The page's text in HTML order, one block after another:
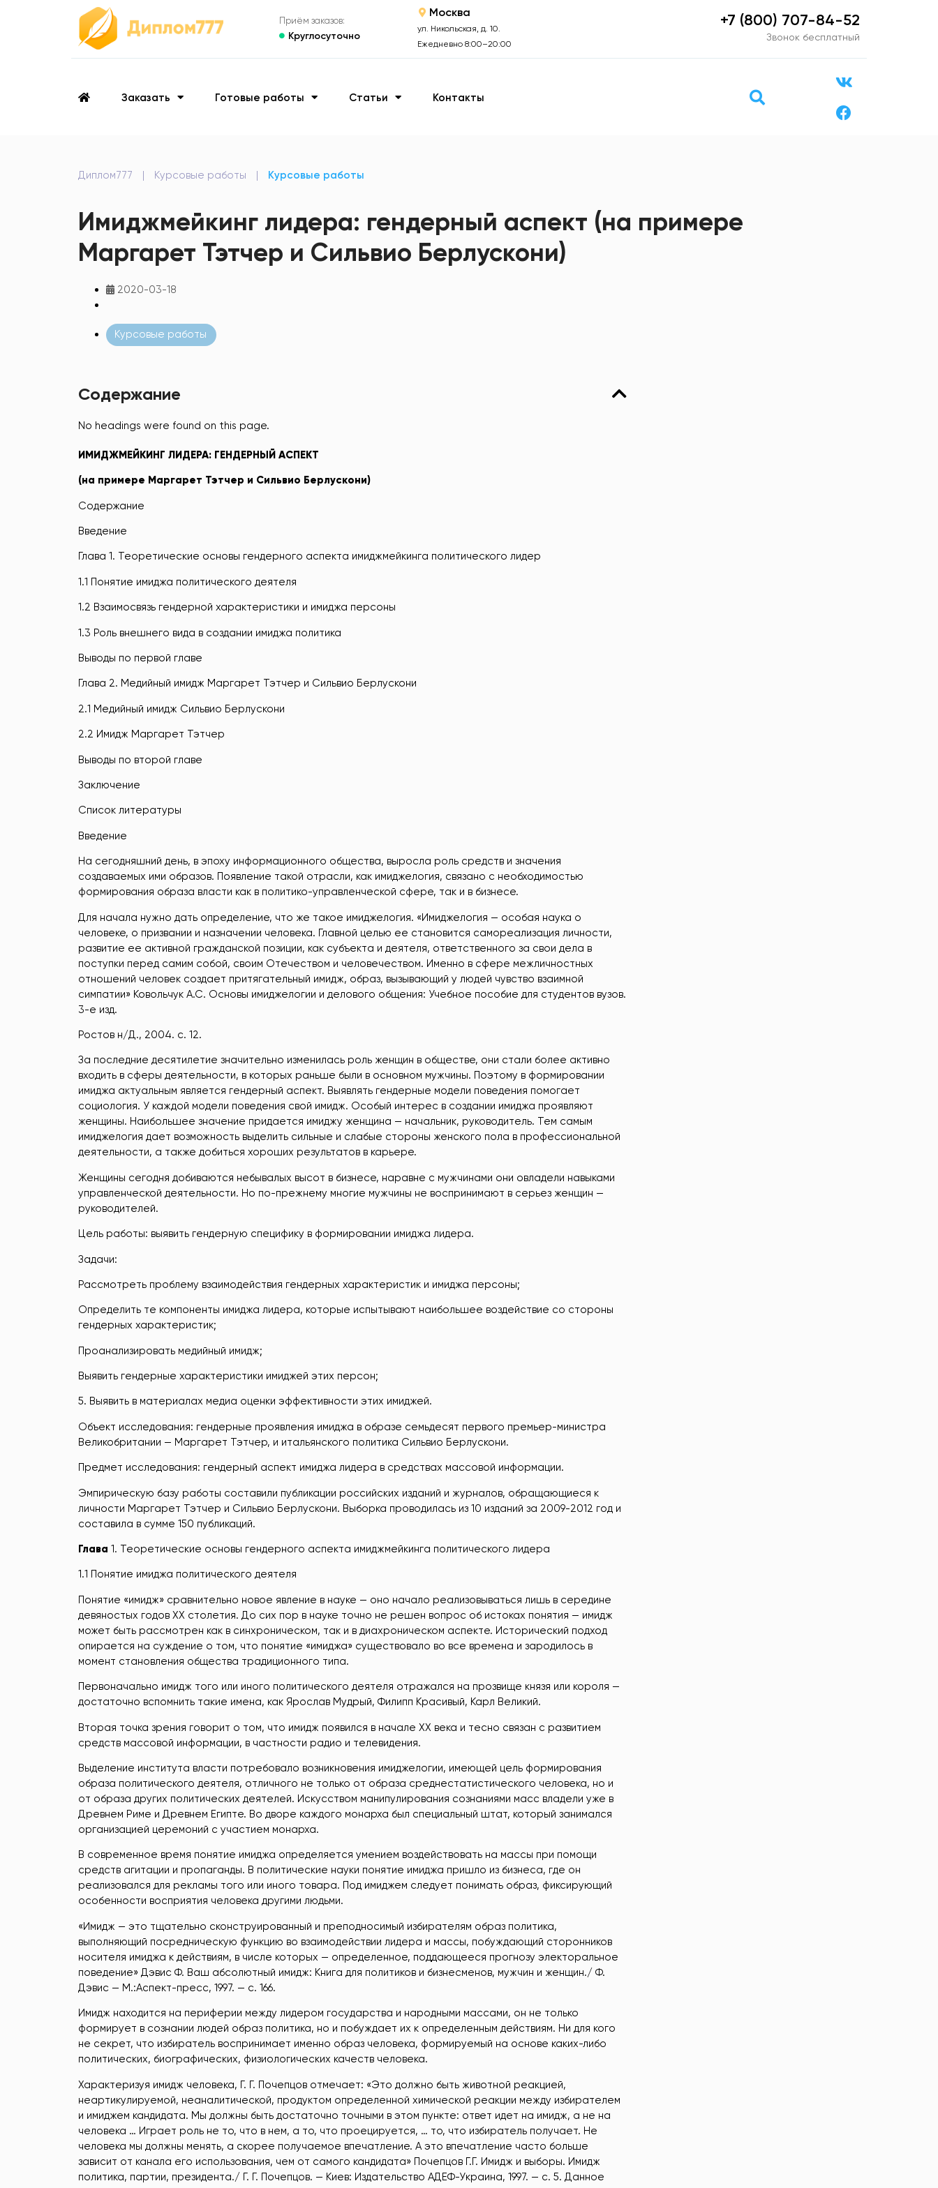
Приём заказов:
Круглосуточно
Москва
ул. Никольская, д. 10.
Ежедневно 8:00–20:00
+7 (800) 707-84-52
Звонок бесплатный
Заказать Готовые работы Статьи Контакты
Диплом777 | Курсовые работы | Курсовые работы
Имиджмейкинг лидера: гендерный аспект (на примере
Маргарет Тэтчер и Сильвио Берлускони)
2020-03-18
Курсовые работы
Содержание
No headings were found on this page.
ИМИДЖМЕЙКИНГ ЛИДЕРА: ГЕНДЕРНЫЙ АСПЕКТ
(на примере Маргарет Тэтчер и Сильвио Берлускони)
Содержание
Введение
Глава 1. Теоретические основы гендерного аспекта имиджмейкинга политического лидер
1.1 Понятие имиджа политического деятеля
1.2 Взаимосвязь гендерной характеристики и имиджа персоны
1.3 Роль внешнего вида в создании имиджа политика
Выводы по первой главе
Глава 2. Медийный имидж Маргарет Тэтчер и Сильвио Берлускони
2.1 Медийный имидж Сильвио Берлускони
2.2 Имидж Маргарет Тэтчер
Выводы по второй главе
Заключение
Список литературы
Введение
На сегодняшний день, в эпоху информационного общества, выросла роль средств и значения
создаваемых ими образов. Появление такой отрасли, как имиджелогия, связано с необходимостью
формирования образа власти как в политико-управленческой сфере, так и в бизнесе.
Для начала нужно дать определение, что же такое имиджелогия. «Имиджелогия — особая наука о
человеке, о призвании и назначении человека. Главной целью ее становится самореализация личности,
развитие ее активной гражданской позиции, как субъекта и деятеля, ответственного за свои дела в
поступки перед самим собой, своим Отечеством и человечеством. Именно в сфере межличностных
отношений человек создает притягательный имидж, образ, вызывающий у людей чувство взаимной
симпатии» Ковольчук А.С. Основы имиджелогии и делового общения: Учебное пособие для студентов вузов.
3-е изд.
Ростов н/Д., 2004. с. 12.
За последние десятилетие значительно изменилась роль женщин в обществе, они стали более активно
входить в сферы деятельности, в которых раньше были в основном мужчины. Поэтому в формировании
имиджа актуальным является гендерный аспект. Выявлять гендерные модели поведения помогает
социология. У каждой модели поведения свой имидж. Особый интерес в создании имиджа проявляют
женщины. Наибольшее значение придается имиджу женщина — начальник, руководитель. Тем самым
имиджелогия дает возможность выделить сильные и слабые стороны женского пола в профессиональной
деятельности, а также добиться хороших результатов в карьере.
Женщины сегодня добиваются небывалых высот в бизнесе, наравне с мужчинами они овладели навыками
управленческой деятельности. Но по-прежнему многие мужчины не воспринимают в серьез женщин —
руководителей.
Цель работы: выявить гендерную специфику в формировании имиджа лидера.
Задачи:
Рассмотреть проблему взаимодействия гендерных характеристик и имиджа персоны;
Определить те компоненты имиджа лидера, которые испытывают наибольшее воздействие со стороны
гендерных характеристик;
Проанализировать медийный имидж;
Выявить гендерные характеристики имиджей этих персон;
5. Выявить в материалах медиа оценки эффективности этих имиджей.
Объект исследования: гендерные проявления имиджа в образе семьдесят первого премьер-министра
Великобритании — Маргарет Тэтчер, и итальянского политика Сильвио Берлускони.
Предмет исследования: гендерный аспект имиджа лидера в средствах массовой информации.
Эмпирическую базу работы составили публикации российских изданий и журналов, обращающиеся к
личности Маргарет Тэтчер и Сильвио Берлускони. Выборка проводилась из 10 изданий за 2009-2012 год и
составила в сумме 150 публикаций.
Глава 1. Теоретические основы гендерного аспекта имиджмейкинга политического лидера
1.1 Понятие имиджа политического деятеля
Понятие «имидж» сравнительно новое явление в науке — оно начало реализовываться лишь в середине
девяностых годов XX столетия. До сих пор в науке точно не решен вопрос об истоках понятия — имидж
может быть рассмотрен как в синхроническом, так и в диахроническом аспекте. Исторический подход
опирается на суждение о том, что понятие «имиджа» существовало во все времена и зародилось в
момент становления общества традиционного типа.
Первоначально имидж того или иного политического деятеля отражался на прозвище князя или короля —
достаточно вспомнить такие имена, как Ярослав Мудрый, Филипп Красивый, Карл Великий.
Вторая точка зрения говорит о том, что имидж появился в начале XX века и тесно связан с развитием
средств массовой информации, в частности радио и телевидения.
Выделение института власти потребовало возникновения имиджелогии, имеющей цель формирования
образа политического деятеля, отличного не только от образа среднестатистического человека, но и
от образа других политических деятелей. Искусством манипулирования сознаниями масс владели уже в
Древнем Риме и Древнем Египте. Во дворе каждого монарха был специальный штат, который занимался
организацией церемоний с участием монарха.
В современное время понятие имиджа определяется умением воздействовать на массы при помощи
средств агитации и пропаганды. В политические науки понятие имиджа пришло из бизнеса, где он
реализовался для рекламы того или иного товара. Под имиджем следует понимать образ, фиксирующий
особенности восприятия человека другими людьми.
«Имидж — это тщательно сконструированный и преподносимый избирателям образ политика,
выполняющий посредническую функцию во взаимодействии лидера и массы, побуждающий сторонников
носителя имиджа к действиям, в числе которых — определенное, поддающееся прогнозу электоральное
поведение» Дэвис Ф. Ваш абсолютный имидж: Книга для политиков и бизнесменов, мужчин и женщин./ Ф.
Дэвис — М.:Аспект-пресс, 1997. — с. 166.
Имидж находится на периферии между лидером государства и народными массами, он не только
формирует в сознании людей образ политика, но и побуждает их к определенным действиям. Ни для кого
не секрет, что избиратель воспринимает именно образ человека, формируемый на основе каких-либо
политических, биографических, физиологических качеств человека.
Характеризуя имидж человека, Г. Г. Почепцов отмечает: «Это должно быть животной реакцией,
неартикулируемой, неаналитической, продуктом определенной химической реакции между избирателем
и имиджем кандидата. Мы должны быть достаточно точными в этом пункте: ответ идет на имидж, а не на
человека … Играет роль не то, что в нем, а то, что проецируется, … то, что избиратель получает. Не
человека мы должны менять, а скорее получаемое впечатление. А это впечатление часто больше
зависит от канала его использования, чем от самого кандидата» Почепцов Г.Г. Имидж и выборы. Имидж
политика, партии, президента./ Г. Г. Почепцов. — Киев: Издательство АДЕФ-Украина, 1997. — c. 5. Данное